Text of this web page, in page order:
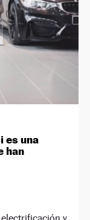
es una
han